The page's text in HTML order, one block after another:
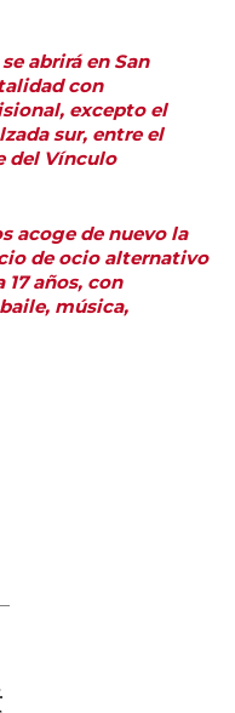
abrirá en San
con
excepto el
sur, entre el
del Vínculo
acoge de nuevo la
de ocio alternativo
17 años, con
música,